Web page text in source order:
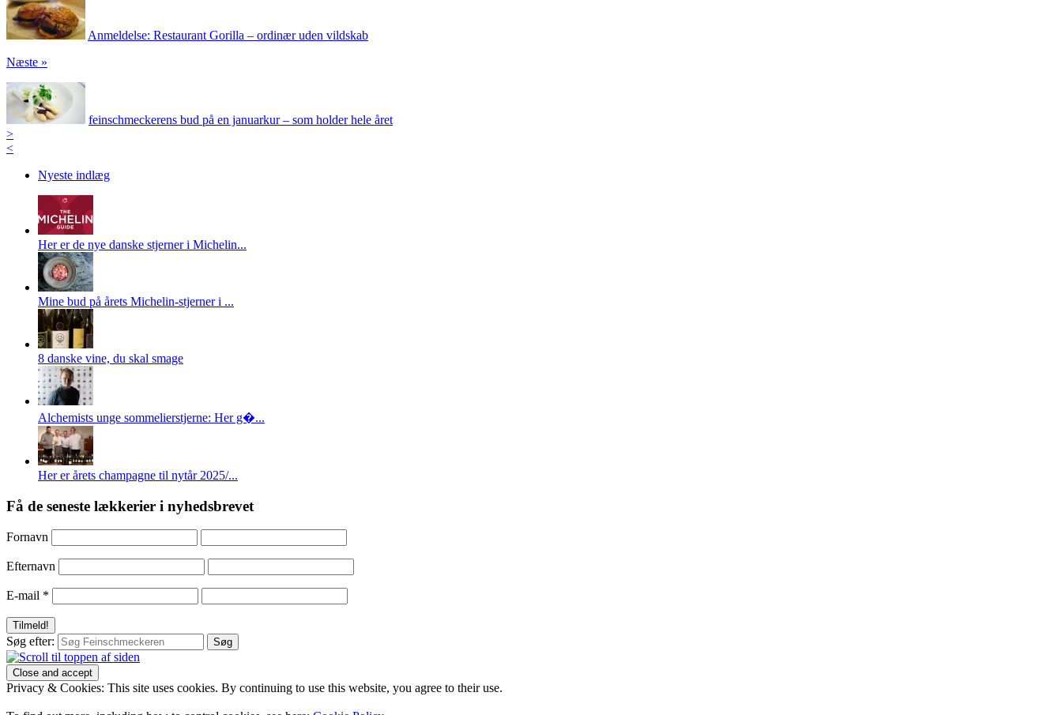
Anmeldelse: Restaurant Gorilla – ordinær uden vildskab
Næste »
feinschmeckerens bud på en januarkur – som holder hele året
>
<
Nyeste indlæg
Her er de nye danske stjerner i Michelin...
Mine bud på årets Michelin-stjerner i ...
8 danske vine, du skal smage
Alchemists unge sommelierstjerne: Her g�...
Her er årets champagne til nytår 2025/...
Få de seneste lækkerier i nyhedsbrevet
Fornavn
Efternavn
E-mail *
Søg efter:
Privacy & Cookies: This site uses cookies. By continuing to use this website, you agree to their use.